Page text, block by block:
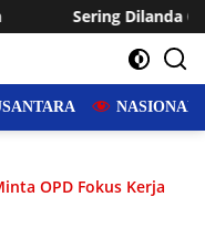
Desa Sukaraja
NASIONAL
OPD Fokus Kerja